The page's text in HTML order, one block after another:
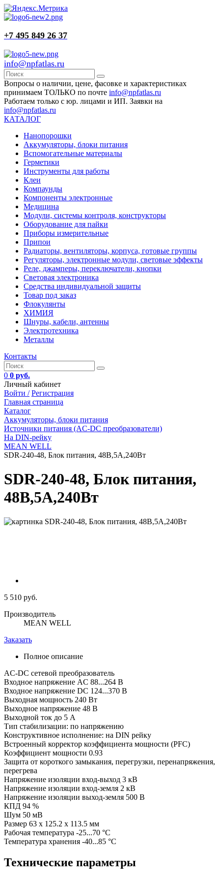
+7 495 849 26 37
info@npfatlas.ru
Вопросы о наличии, цене, фасовке и характеристиках
принимаем ТОЛЬКО по почте info@npfatlas.ru
Работаем только с юр. лицами и ИП. Заявки на
info@npfatlas.ru
КАТАЛОГ
Нанопорошки
Аккумуляторы, блоки питания
Вспомогательные материалы
Герметики
Инструменты для работы
Клеи
Компаунды
Компоненты электронные
Медицина
Модули, системы контроля, конструкторы
Оборудование для пайки
Приборы измерительные
Припои
Радиаторы, вентиляторы, корпуса, готовые группы
Регуляторы, электронные модули, световые эффекты
Реле, джамперы, переключатели, кнопки
Световая электроника
Средства индивидуальной защиты
Товар под заказ
Флокулянты
ХИМИЯ
Шнуры, кабели, антенны
Электротехника
Металлы
Контакты
0 0 руб.
Личный кабинет
Войти / Регистрация
Главная страница
Каталог
Аккумуляторы, блоки питания
Источники питания (AC-DC преобразователи)
На DIN-рейку
MEAN WELL
SDR-240-48, Блок питания, 48В,5А,240Вт
SDR-240-48, Блок питания,
48В,5А,240Вт
5 510 руб.
Производитель
MEAN WELL
Заказать
Полное описание
AC-DC сетевой преобразователь
Входное напряжение AC 88...264 В
Входное напряжение DC 124...370 В
Выходная мощность 240 Вт
Выходное напряжение 48 В
Выходной ток до 5 А
Тип стабилизации: по напряжению
Конструктивное исполнение: на DIN рейку
Встроенный корректор коэффициента мощности (PFC)
Коэффициент мощности 0.93
Защита от короткого замыкания, перегрузки, перенапряжения,
перегрева
Напряжение изоляции вход-выход 3 кВ
Напряжение изоляции вход-земля 2 кВ
Напряжение изоляции выход-земля 500 В
КПД 94 %
Шум 50 мВ
Размер 63 x 125.2 x 113.5 мм
Рабочая температура -25...70 °C
Температура хранения -40...85 °C
Технические параметры